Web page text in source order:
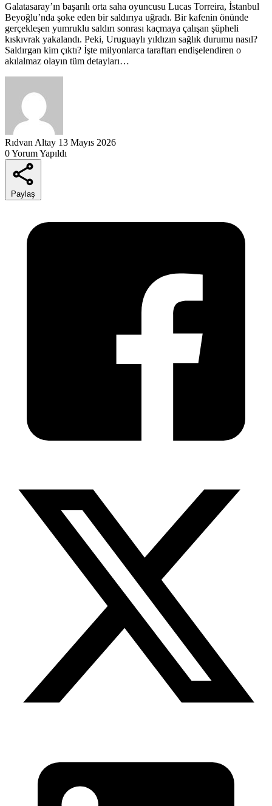
Galatasaray’ın başarılı orta saha oyuncusu Lucas Torreira, İstanbul
Beyoğlu’nda şoke eden bir saldırıya uğradı. Bir kafenin önünde
gerçekleşen yumruklu saldırı sonrası kaçmaya çalışan şüpheli
kıskıvrak yakalandı. Peki, Uruguaylı yıldızın sağlık durumu nasıl?
Saldırgan kim çıktı? İşte milyonlarca taraftarı endişelendiren o
akılalmaz olayın tüm detayları…
Rıdvan Altay 13 Mayıs 2026
0 Yorum Yapıldı
Paylaş